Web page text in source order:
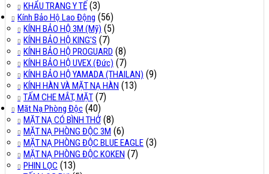
KHẨU TRANG Y TẾ (3)
Kính Bảo Hộ Lao Động (56)
KÍNH BẢO HỘ 3M (Mỹ) (5)
KÍNH BẢO HỘ KING'S (7)
KÍNH BẢO HỘ PROGUARD (8)
KÍNH BẢO HỘ UVEX (Đức) (7)
KÍNH BẢO HỘ YAMADA (THAILAN) (9)
KÍNH HÀN VÀ MẶT NẠ HÀN (13)
TẤM CHE MẮT, MẶT (7)
Mặt Nạ Phòng Độc (40)
MẶT NẠ CÓ BÌNH THỞ (8)
MẶT NẠ PHÒNG ĐỘC 3M (6)
MẶT NẠ PHÒNG ĐỘC BLUE EAGLE (3)
MẶT NẠ PHÒNG ĐỘC KOKEN (7)
PHIN LỌC (13)